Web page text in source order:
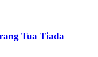
Tua Tiada